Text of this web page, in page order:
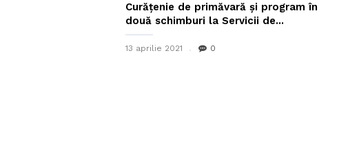
Curățenie de primăvară și program în
două schimburi la Servicii de...
13 aprilie 2021 0